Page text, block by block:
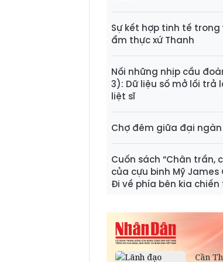
Sự kết hợp tinh tế trong
ẩm thực xứ Thanh
Nối những nhịp cầu
3): Dữ liệu số mở lối trả
liệt sĩ
Chợ đêm giữa đại ngàn
Cuốn sách “Chân trần,
của cựu binh Mỹ James
Đi về phía bên kia chiến